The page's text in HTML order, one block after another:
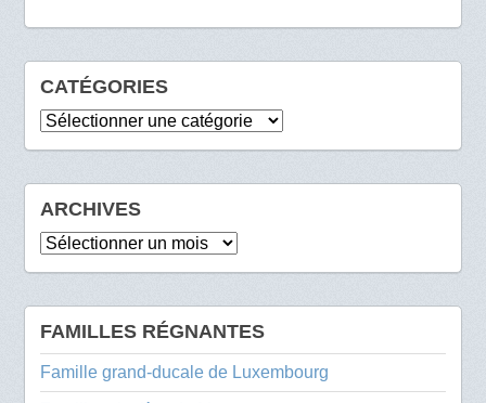
CATÉGORIES
Catégories
ARCHIVES
Archives
FAMILLES RÉGNANTES
Famille grand-ducale de Luxembourg